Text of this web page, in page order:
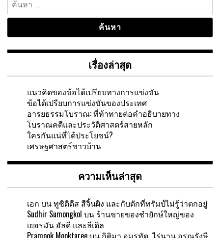
สำหรับ:
เรื่องล่าสุด
แนวคิดของข้อได้เปรียบทางการแข่งขัน
ข้อได้เปรียบการแข่งขันของประเทศ
อารยธรรมโบราณ: ที่ท้าทายต่อคำอธิบายทาง
โบราณคดีและประวัติศาสตร์สายหลัก
ใครกันแน่ที่ได้ประโยชน์?
เศรษฐศาสตร์ชาวบ้าน
ความเห็นล่าสุด
เอก บนทูซิดิดีส สีจิ้นผิง และกับดักที่ทรัมป์ไม่รู้ว่าตกอยู่
Sudhir Sumongkol บน ร้านขายของชำยักษ์ใหญ่ของ
เยอรมัน อัลดี และลีเดิล
Pramook Mooktareeบน กิติมา อมรทัต ไร่นาน อรุณรังษี